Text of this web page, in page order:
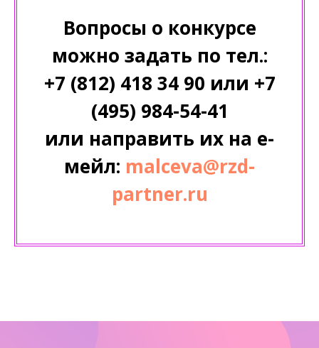
Вопросы о конкурсе
можно задать по тел.:
+7 (812) 418 34 90 или +7
(495) 984-54-41
или направить их на е-
мейл: malceva@rzd-
partner.ru